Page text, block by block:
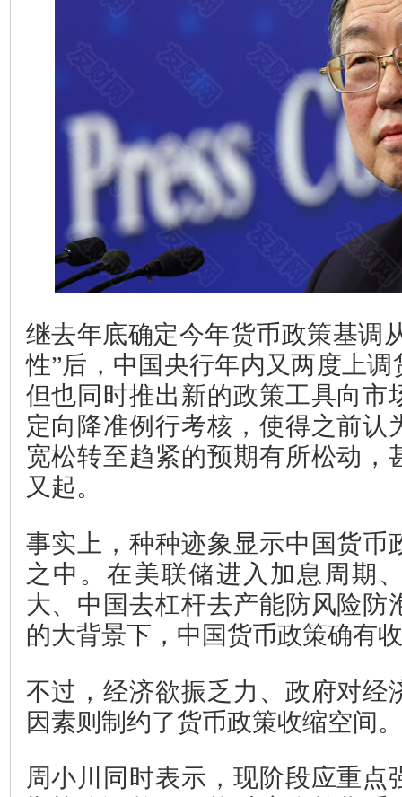
继去年底确定今年货币政策基调
性”后，中国央行年内又两度上
但也同时推出新的政策工具向市
定向降准例行考核，使得之前认
宽松转至趋紧的预期有所松动，
又起。
事实上，种种迹象显示中国货币
之中。在美联储进入加息周期
大、中国去杠杆去产能防风险防
的大背景下，中国货币政策确有
不过，经济欲振乏力、政府对经
因素则制约了货币政策收缩空间。
周小川同时表示，现阶段应重点